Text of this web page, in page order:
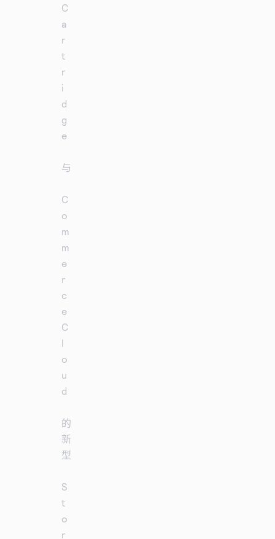
C
a
r
t
r
i
d
g
e
与
C
o
m
m
e
r
c
e
C
l
o
u
d
的
新
型
S
t
o
r